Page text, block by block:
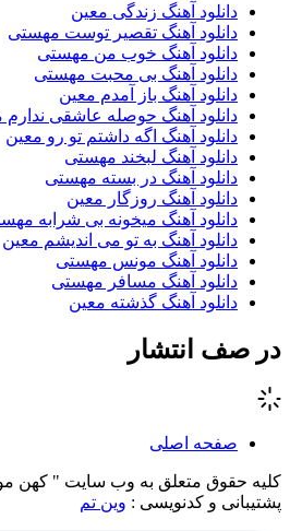
دانلود آهنگ زندگی معین
دانلود آهنگ تقصیر توست مهستی
دانلود آهنگ خوب من مهستی
دانلود آهنگ بی محبت مهستی
دانلود آهنگ باز آمدم معین
دانلود آهنگ حوصله عاشقی
دانلود آهنگ اگه داشتم تو رو معین
دانلود آهنگ لبخند مهستی
دانلود آهنگ در بسته مهستی
دانلود آهنگ روزگار معین
دانلود آهنگ میخونه بی شرابه
دانلود آهنگ به تو می اندیشم معین
دانلود آهنگ مونس مهستی
دانلود آهنگ مسافر مهستی
دانلود آهنگ گذشته معین
در صف انتشار
صفحه اصلی
کلیه حقوق متعلق به وب سایت " کهن
پشتیبانی و کدنویسی : وین تم